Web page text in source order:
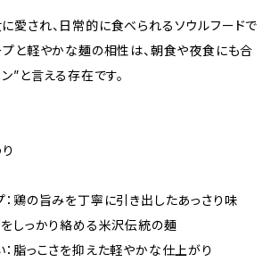
愛され、日常的に食べられるソウルフードで
プと軽やかな麺の相性は、朝食や夜食にも合
”と言える存在です。
：鶏の旨みを丁寧に引き出したあっさり味
をしっかり絡める米沢伝統の麺
：脂っこさを抑えた軽やかな仕上がり